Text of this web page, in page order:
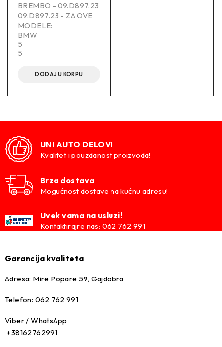
BREMBO - 09.D897.23
09.D897.23 - ZA OVE
MODELE:
BMW
5
5
DODAJ U KORPU
UNI AUTO DELOVI
Kvalitet i pouzdanost proizvoda!
Brza dostava
Mogućnost dostave na kućnu adresu!
Uvek vama na usluzi!
Kontaktirajre nas: 062 762 991
Garancija kvaliteta
Adresa: Mire Popare 59, Gajdobra
Telefon: 062 762 991
Viber / WhatsApp
+38162762991